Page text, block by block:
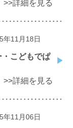
>>詳細を見る
年11月18日
・こどもでぱ
>>詳細を見る
年11月06日